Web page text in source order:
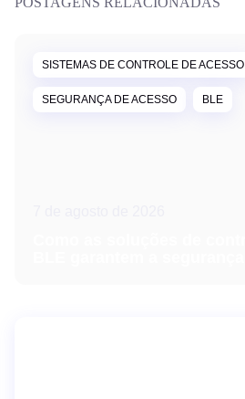
SISTEMAS DE CONTROLE DE ACESSO
SEGURANÇA DE ACESSO BLE